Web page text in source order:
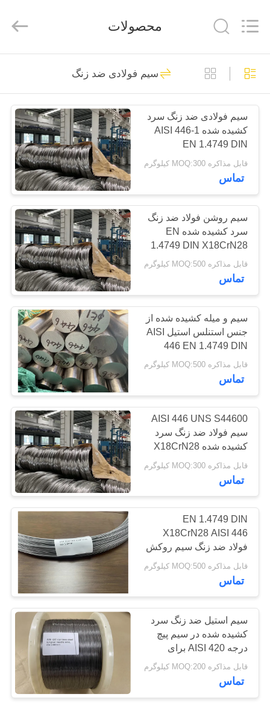
خانه
محصولات
فیلم
های
درباره
کارخانه
کنترل
کیفیت
ما
تماس
بگیرید
درخواست
نقل قول
نقشه
سایت
PRIVACY
POLICY
Steel
Co.,
Rights
فولاد ضد زنگ
مارنسیتیک
تهویه مطبوع از فولاد
ضد زنگ
109
فولاد ضد زنگ Ferritic
71
آلیاژ های ویژه
30
نوار فولادی ضد زنگ
دقیق
129
محصولات
سیم فولادی ضد زنگ
سیم فولادی ضد زنگ سرد
کشیده شده AISI 446-1
EN 1.4749 DIN
X18CrN28 مقاوم در برابر
حرارت
قابل مذاکره MOQ:300 کیلوگرم
تماس
سیم روشن فولاد ضد زنگ
سرد کشیده شده EN
1.4749 DIN X18CrN28
AISI 446
قابل مذاکره MOQ:500 کیلوگرم
تماس
سیم و میله کشیده شده از
جنس استنلس استیل AISI
446 EN 1.4749 DIN
X18CrN28
قابل مذاکره MOQ:500 کیلوگرم
تماس
AISI 446 UNS S44600
سیم فولاد ضد زنگ سرد
کشیده شده X18CrN28
1.4749
قابل مذاکره MOQ:300 کیلوگرم
تماس
EN 1.4749 DIN
X18CrN28 AISI 446
فولاد ضد زنگ سیم روکش
برای آب بندی شیشه ای
قابل مذاکره MOQ:500 کیلوگرم
تماس
سیم استیل ضد زنگ سرد
کشیده شده در سیم پیچ
درجه AISI 420 برای
سوزن
قابل مذاکره MOQ:200 کیلوگرم
تماس